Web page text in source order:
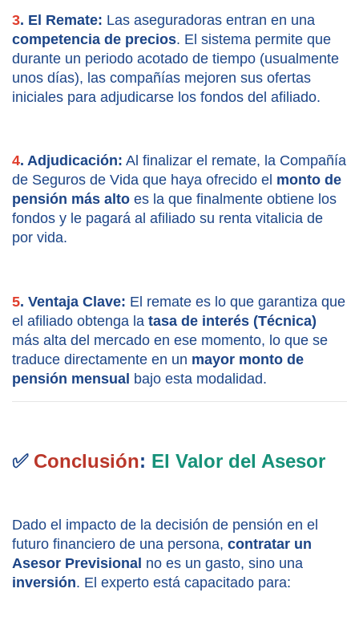
3. El Remate:
competencia de precios. El sistema permite que
durante un periodo acotado de tiempo (usualmente
unos días), las compañías mejoren sus ofertas
iniciales para adjudicarse los fondos del afiliado.
4. Adjudicación: Al finalizar el remate, la Compañía
de Seguros de Vida que haya ofrecido el monto de
pensión más alto es la que finalmente obtiene los
fondos y le pagará al afiliado su renta vitalicia de
por vida.
5. Ventaja Clave: El remate es lo que garantiza que
el afiliado obtenga la tasa de interés (Técnica)
más alta del mercado en ese momento, lo que se
traduce directamente en un mayor monto de
pensión mensual bajo esta modalidad.
✅ Conclusión: El Valor del Asesor
Dado el impacto de la decisión de pensión en el
futuro financiero de una persona, contratar un
Asesor Previsional
inversión. El experto está capacitado para: